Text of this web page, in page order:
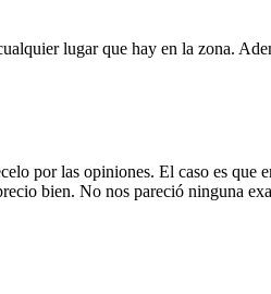
lugar que hay en la zona.
por las opiniones. El caso es
bien. No nos pareció ninguna